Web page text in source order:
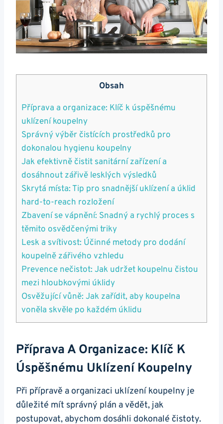
Obsah
Příprava a organizace: Klíč k úspěšnému
uklízení koupelny
Správný výběr čistících prostředků pro
dokonalou hygienu koupelny
Jak efektivně čistit sanitární zařízení a
dosáhnout zářivě lesklých výsledků
Skrytá místa: Tip pro snadnější uklízení a úklid
hard-to-reach rozložení
Zbavení se vápnění: Snadný a rychlý proces s
těmito osvědčenými triky
Lesk a svítivost: Účinné metody pro dodání
koupelně zářivého vzhledu
Prevence nečistot: Jak udržet koupelnu čistou
mezi hloubkovými úklidy
Osvěžující vůně: Jak zařídit, aby koupelna
voněla skvěle po každém úklidu
Příprava A Organizace: Klíč K
Úspěšnému Uklízení Koupelny
Při přípravě a organizaci uklízení koupelny je
důležité mít správný plán a vědět, jak
postupovat, abychom dosáhli dokonalé čistoty.